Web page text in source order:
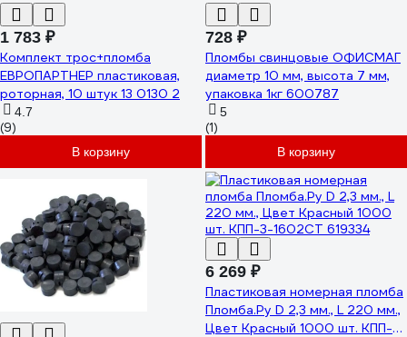
1 783 ₽
Комплект трос+пломба
ЕВРОПАРТНЕР пластиковая,
роторная, 10 штук 13 0130 2
4.7
(9)
В корзину
728 ₽
Пломбы свинцовые ОФИСМАГ
диаметр 10 мм, высота 7 мм,
упаковка 1кг 600787
5
(1)
В корзину
6 269 ₽
Пластиковая номерная пломба
Пломба.Ру D 2,3 мм., L 220 мм.,
Цвет Красный 1000 шт. КПП-3-